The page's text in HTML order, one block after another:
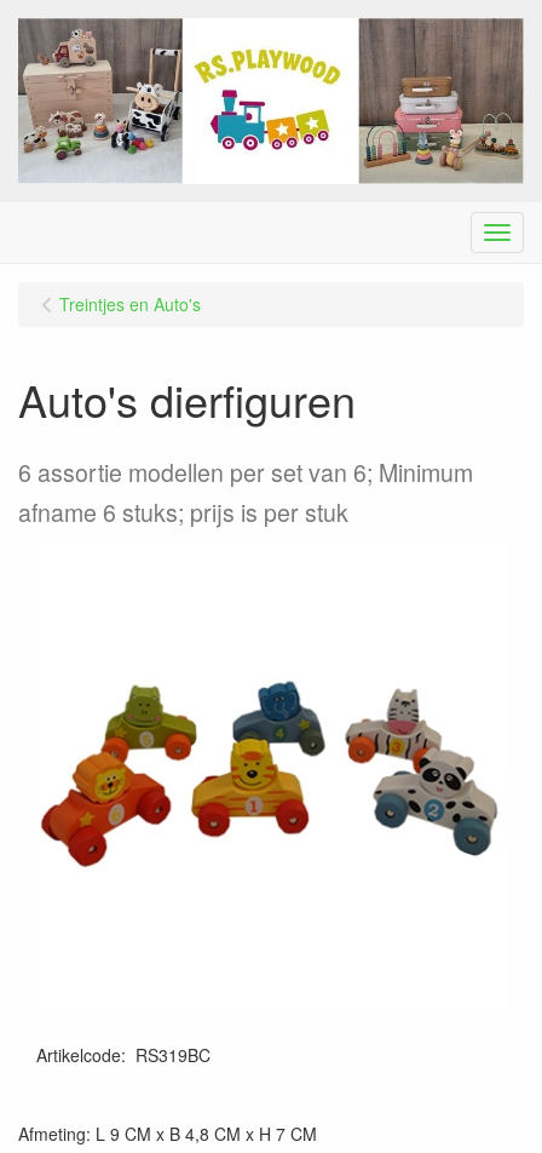
Menu
Treintjes en Auto's
Auto's dierfiguren
6 assortie modellen per set van 6; Minimum
afname 6 stuks; prijs is per stuk
Artikelcode: RS319BC
Afmeting: L 9 CM x B 4,8 CM x H 7 CM